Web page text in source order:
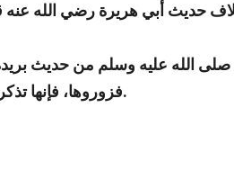
حديث أبي هريرة رضي الله عنه
صلى الله عليه وسلم من حديث
فزوروها، فإنها)) (هجرا: أي باطلا) أخرجه مسلم.